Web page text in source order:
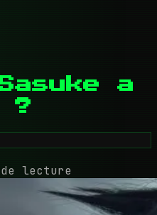
a
?
lecture